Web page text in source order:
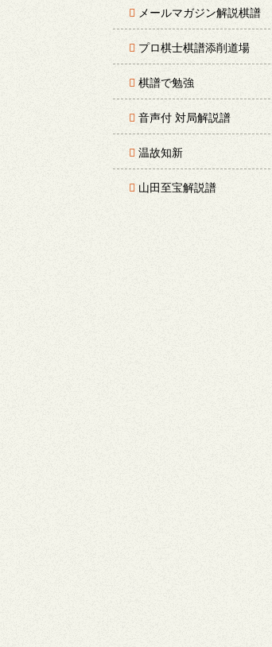
メールマガジン解説棋譜
プロ棋士棋譜添削道場
棋譜で勉強
音声付 対局解説譜
温故知新
山田至宝解説譜